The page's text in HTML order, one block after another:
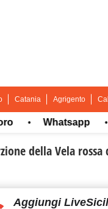
Catania Agrigento
• Whatsapp •
della Vela
Aggiungi